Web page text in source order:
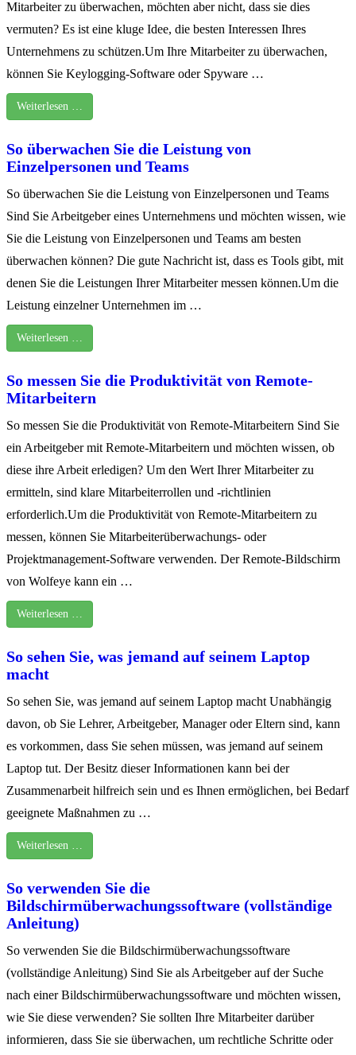
Mitarbeiter zu überwachen, möchten aber nicht, dass sie dies
vermuten? Es ist eine kluge Idee, die besten Interessen Ihres
Unternehmens zu schützen.Um Ihre Mitarbeiter zu überwachen,
können Sie Keylogging-Software oder Spyware …
Weiterlesen …
So überwachen Sie die Leistung von
Einzelpersonen und Teams
So überwachen Sie die Leistung von Einzelpersonen und Teams
Sind Sie Arbeitgeber eines Unternehmens und möchten wissen, wie
Sie die Leistung von Einzelpersonen und Teams am besten
überwachen können? Die gute Nachricht ist, dass es Tools gibt, mit
denen Sie die Leistungen Ihrer Mitarbeiter messen können.Um die
Leistung einzelner Unternehmen im …
Weiterlesen …
So messen Sie die Produktivität von Remote-
Mitarbeitern
So messen Sie die Produktivität von Remote-Mitarbeitern Sind Sie
ein Arbeitgeber mit Remote-Mitarbeitern und möchten wissen, ob
diese ihre Arbeit erledigen? Um den Wert Ihrer Mitarbeiter zu
ermitteln, sind klare Mitarbeiterrollen und -richtlinien
erforderlich.Um die Produktivität von Remote-Mitarbeitern zu
messen, können Sie Mitarbeiterüberwachungs- oder
Projektmanagement-Software verwenden. Der Remote-Bildschirm
von Wolfeye kann ein …
Weiterlesen …
So sehen Sie, was jemand auf seinem Laptop
macht
So sehen Sie, was jemand auf seinem Laptop macht Unabhängig
davon, ob Sie Lehrer, Arbeitgeber, Manager oder Eltern sind, kann
es vorkommen, dass Sie sehen müssen, was jemand auf seinem
Laptop tut. Der Besitz dieser Informationen kann bei der
Zusammenarbeit hilfreich sein und es Ihnen ermöglichen, bei Bedarf
geeignete Maßnahmen zu …
Weiterlesen …
So verwenden Sie die
Bildschirmüberwachungssoftware (vollständige
Anleitung)
So verwenden Sie die Bildschirmüberwachungssoftware
(vollständige Anleitung) Sind Sie als Arbeitgeber auf der Suche
nach einer Bildschirmüberwachungssoftware und möchten wissen,
wie Sie diese verwenden? Sie sollten Ihre Mitarbeiter darüber
informieren, dass Sie sie überwachen, um rechtliche Schritte oder